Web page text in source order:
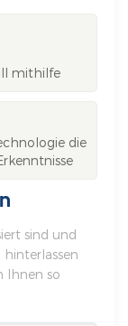
mithilfe
die
sind und
Ihnen so